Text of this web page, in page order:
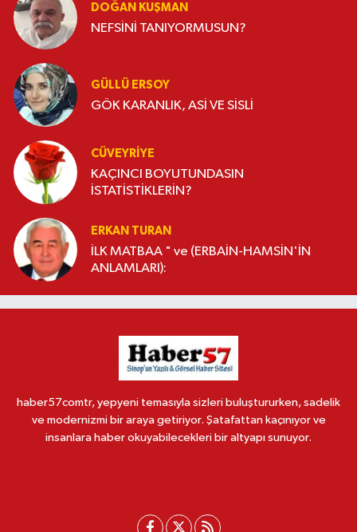
DOĞAN KUŞMAN
NEFSİNİ TANIYORMUSUN?
GÜLLÜ ERSOY
GÖK KARANLIK, ASİ VE SİSLİ
CÜVEYRIYE
KAÇINCI BOYUTUNDASIN
İSTATİSTİKLERİN?
ERKAN TURAN
İLK MATBAA " ve (ERBAİN-HAMSİN'İN
ANLAMLARI):
haber57comtr, yepyeni temasıyla sizleri buluştururken, sadelik
ve modernizmi bir araya getiriyor. Şatafattan kaçınıyor ve
insanlara haber okuyabilecekleri bir altyapı sunuyor.